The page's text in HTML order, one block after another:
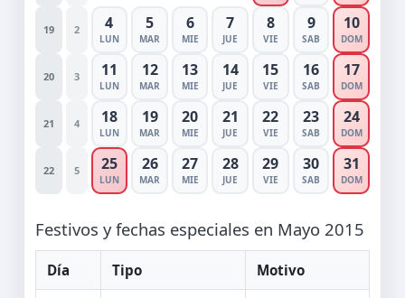
19 2 4
LUN
5
MAR
6
MIE
7
JUE
8
VIE
9
SAB
10
DOM
20 3 11
LUN
12
MAR
13
MIE
14
JUE
15
VIE
16
SAB
17
DOM
21 4 18
LUN
19
MAR
20
MIE
21
JUE
22
VIE
23
SAB
24
DOM
22 5 25
LUN
26
MAR
27
MIE
28
JUE
29
VIE
30
SAB
31
DOM
Festivos y fechas especiales en Mayo 2015
Día Tipo Motivo